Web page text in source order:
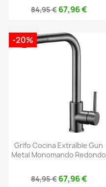
84,95 € 67,96 €
Grifo Cocina Extraíble Gun
Metal Monomando Redondo
84,95 € 67,96 €
-20%